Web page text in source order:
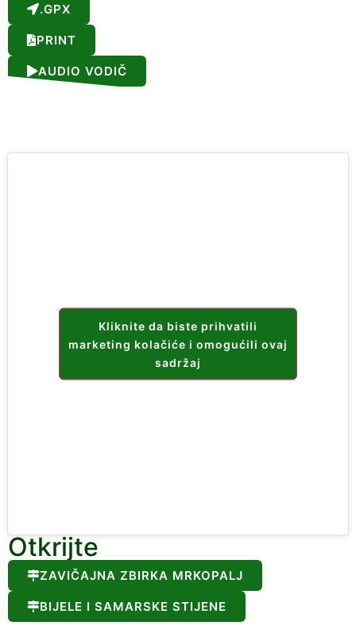
.GPX
PRINT
AUDIO VODIČ
Kliknite da biste prihvatili
marketing kolačiće i omogućili ovaj
sadržaj
Otkrijte
ZAVIČAJNA ZBIRKA MRKOPALJ
BIJELE I SAMARSKE STIJENE